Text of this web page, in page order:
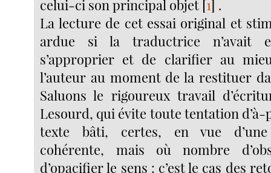
celui-ci son principal objet [1] .
La lecture de cet essai original et
ardue si la traductrice
s’approprier et de clarifier au
l’auteur au moment de la restituer
Saluons le rigoureux travail
Lesourd, qui évite toute tentation
texte bâti, certes, en vue d’une
cohérente, mais où nombre
d’opacifier le sens : c’est le cas des